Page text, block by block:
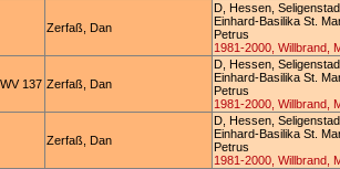
Zerfaß, Dan
D, Hessen,
Einhard-Basilika St.
Petrus
1981-2000, Willbrand,
137 Zerfaß, Dan
D, Hessen,
Einhard-Basilika St.
Petrus
1981-2000, Willbrand,
Zerfaß, Dan
D, Hessen,
Einhard-Basilika St.
Petrus
1981-2000, Willbrand,